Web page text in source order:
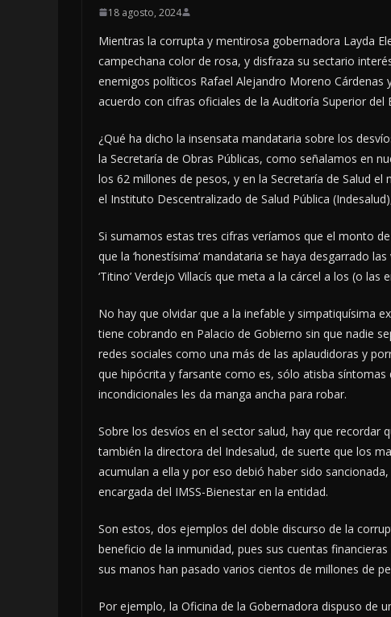
18 agosto, 2024
Mientras la corrupta y mentirosa gobernadora Layda
campechana color de rosa, y disfraza su sectario
enemigos políticos Rafael Alejandro Moreno
acuerdo con cifras oficiales de la Auditoría Superior
¿Qué ha dicho la insensata mandataria sobre los
la Secretaría de Obras Públicas, como señalamos en
los 62 millones de pesos, y en la Secretaría de Salud
el Instituto Descentralizado de Salud Pública
Si sumamos estas tres cifras veríamos que el monto
que la ‘honestísima’ mandataria se haya desgarrado
‘Titino’ Verdejo Villacís que meta a la cárcel a los (o
No hay que olvidar que a la inefable y simpatiquísima
tiene cobrando en Palacio de Gobierno sin que nadie
redes sociales como una más de las aplaudidoras y
que hipócrita y farsante como es, sólo atisba
incondicionales les da manga ancha para robar.
Sobre los desvíos en el sector salud, hay que
también la directora del Indesalud, de suerte que los
acumulan a ella y por eso debió haber sido
encargada del IMSS-Bienestar en la entidad.
Son estos, dos ejemplos del doble discurso de la
beneficio de la inmunidad, pues sus cuentas
sus manos han pasado varios cientos de millones de
Por ejemplo, la Oficina de la Gobernadora dispuso de